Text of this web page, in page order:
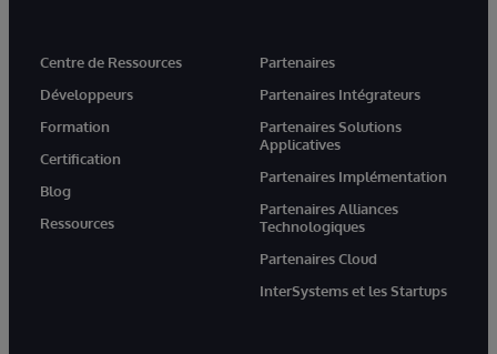
Centre de Ressources
Développeurs
Formation
Certification
Blog
Ressources
Partenaires
Partenaires Intégrateurs
Partenaires Solutions
Applicatives
Partenaires Implémentation
Partenaires Alliances
Technologiques
Partenaires Cloud
InterSystems et les Startups